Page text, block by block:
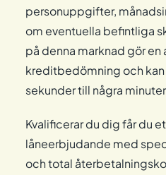
personuppgifter,
om eventuella befintliga
på denna marknad gör
kreditbedömning och
sekunder till några
Kvalificerar du dig får du
låneerbjudande med
och total